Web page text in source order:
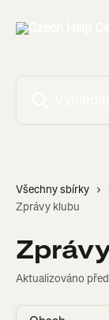
Všechny sbírky
Zprávy klubu
Aktualizováno